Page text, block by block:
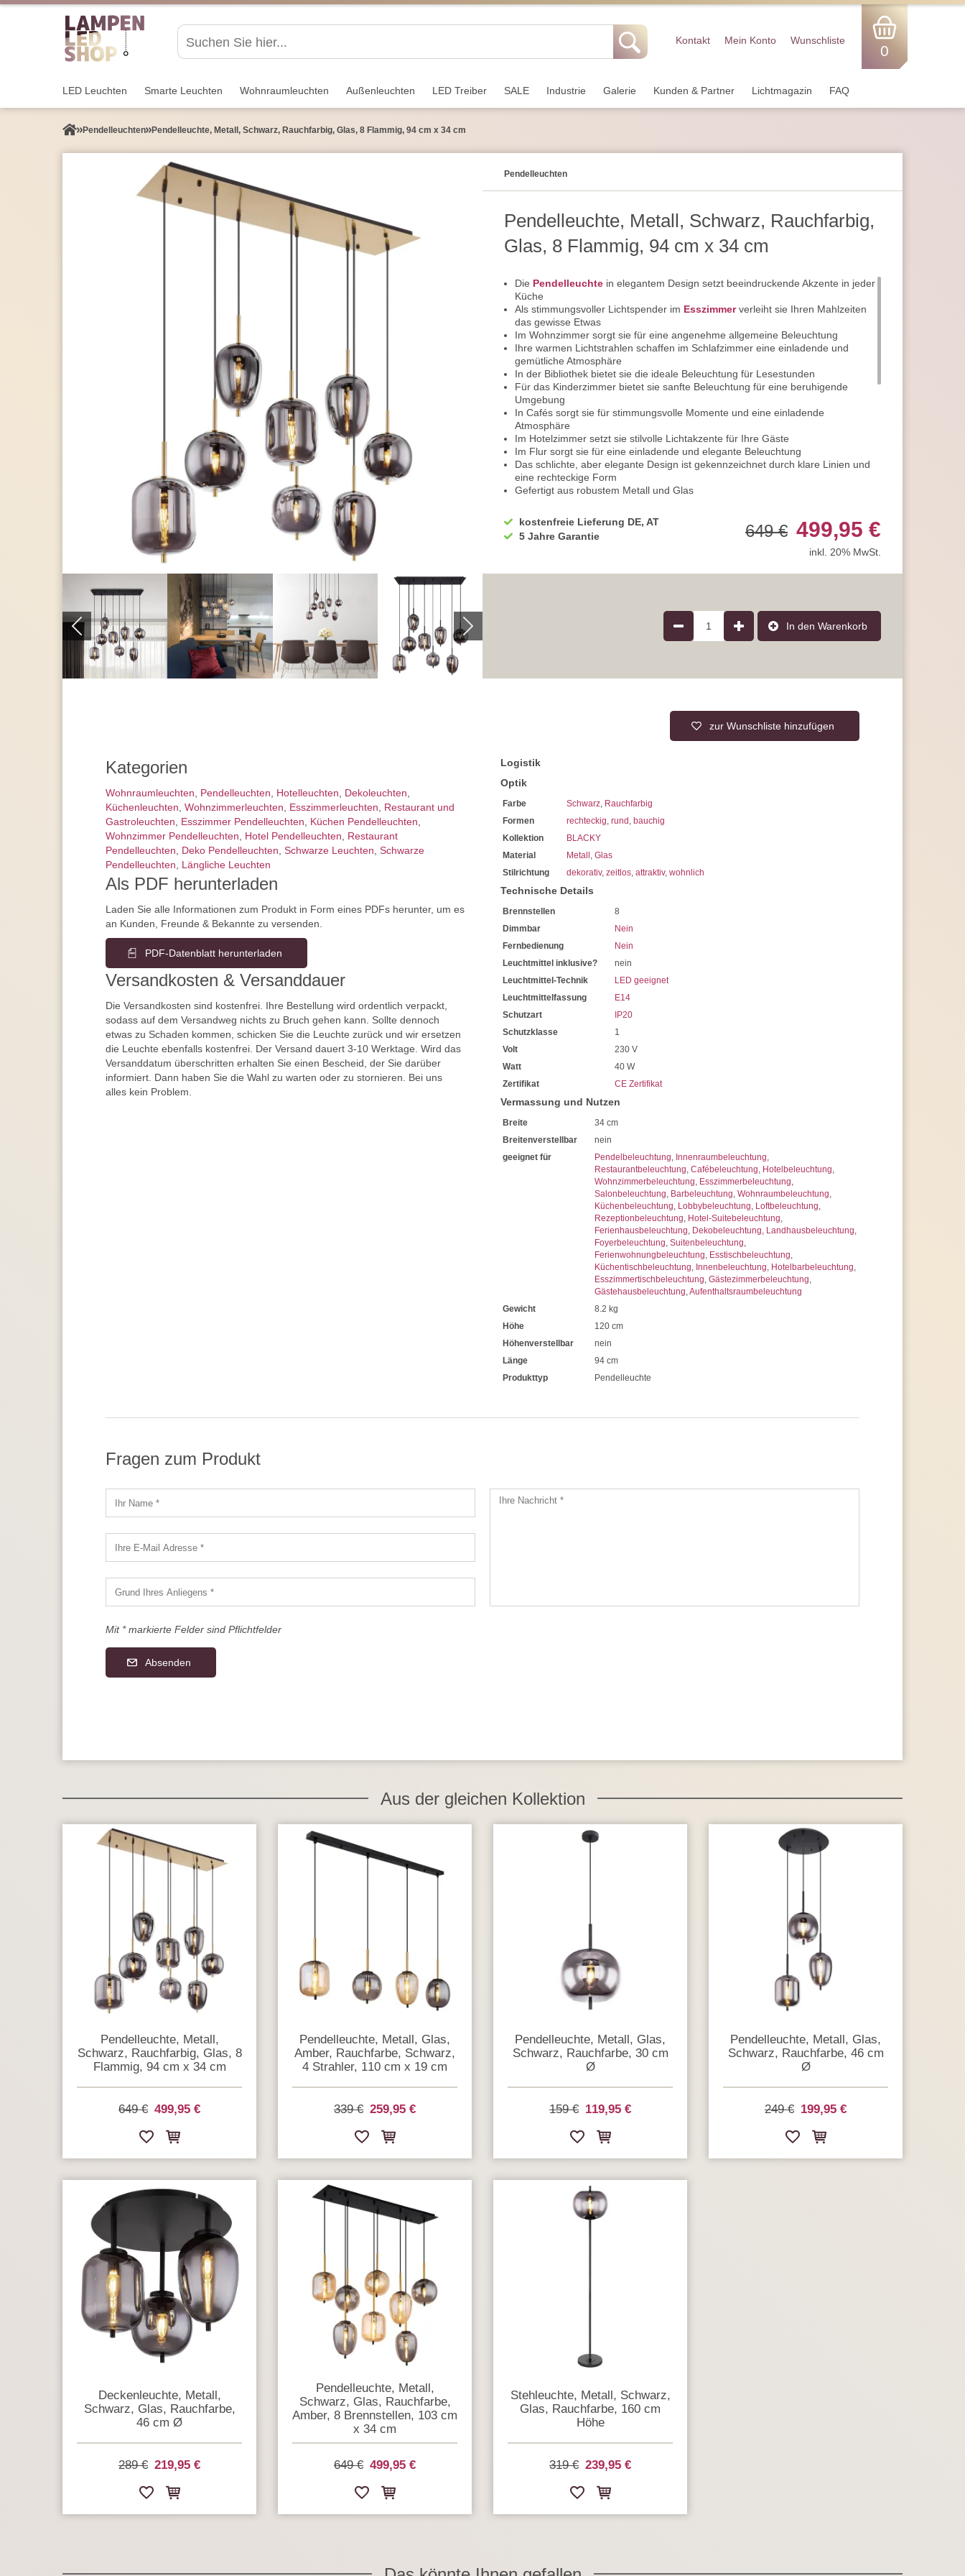
Kontakt Mein Konto Wunschliste
0
LED Leuchten Smarte Leuchten Wohnraum­leuchten Außen­leuchten LED Treiber SALE Industrie Galerie Kunden & Partner Lichtmagazin FAQ
Pendel­leuchten Pendelleuchte, Metall, Schwarz, Rauchfarbig, Glas, 8 Flammig, 94 cm x 34 cm
Pendel­leuchten
Pendelleuchte, Metall, Schwarz, Rauchfarbig,
Glas, 8 Flammig, 94 cm x 34 cm
Die Pendelleuchte in elegantem Design setzt beeindruckende Akzente in jeder
Küche
Als stimmungsvoller Lichtspender im Esszimmerverleiht sie Ihren Mahlzeiten
das gewisse Etwas
Im Wohnzimmer sorgt sie für eine angenehme allgemeine Beleuchtung
Ihre warmen Lichtstrahlen schaffen im Schlafzimmer eine einladende und
gemütliche Atmosphäre
In der Bibliothek bietet sie die ideale Beleuchtung für Lesestunden
Für das Kinderzimmer bietet sie sanfte Beleuchtung für eine beruhigende
Umgebung
In Cafés sorgt sie für stimmungsvolle Momente und eine einladende
Atmosphäre
Im Hotelzimmer setzt sie stilvolle Lichtakzente für Ihre Gäste
Im Flur sorgt sie für eine einladende und elegante Beleuchtung
Das schlichte, aber elegante Design ist gekennzeichnet durch klare Linien und
eine rechteckige Form
Gefertigt aus robustem Metall und Glas
Die Pendelleuchte wird mit einer Betriebsspannung von 230V betrieben
Eignet sich für den üblichen Stromanschluss
Die Schutzklasse 1 gewährleistet Sicherheit und Zuverlässigkeit für den
Geeignet für Leuchtmittel mit einer Leistung von bis zu 40 Watt
Wir empfehlen Ihnen den Einsatz von LED-Technologie
Erkundigen Sie sich bei höherer Artikelanzahl nach Mengenrabatten
kostenfreie Lieferung DE, AT
5 Jahre Garantie
649 € 499,95 €
inkl. 20% MwSt.
1 In den Warenkorb
zur Wunschliste hinzufügen
Kategorien
Wohnraum­leuchten, Pendel­leuchten, Hotelleuchten, Dekoleuchten,
Küchenleuchten, Wohnzimmer­leuchten, Esszimmer­­leuchten, Restaurant und
Gastroleuchten, Esszimmer Pendelleuchten, Küchen Pendelleuchten,
Wohnzimmer Pendelleuchten, Hotel Pendelleuchten, Restaurant
Pendelleuchten, Deko Pendelleuchten, Schwarze Leuchten, Schwarze
Pendelleuchten, Längliche Leuchten
Als PDF herunterladen
Laden Sie alle Informationen zum Produkt in Form eines PDFs herunter, um es
an Kunden, Freunde & Bekannte zu versenden.
PDF-Datenblatt herunterladen
Versandkosten & Versanddauer
Die Versandkosten sind kostenfrei. Ihre Bestellung wird ordentlich verpackt,
sodass auf dem Versandweg nichts zu Bruch gehen kann. Sollte dennoch
etwas zu Schaden kommen, schicken Sie die Leuchte zurück und wir ersetzen
die Leuchte ebenfalls kostenfrei. Der Versand dauert 3-10 Werktage. Wird das
Versanddatum überschritten erhalten Sie einen Bescheid, der Sie darüber
informiert. Dann haben Sie die Wahl zu warten oder zu stornieren. Bei uns
alles kein Problem.
Logistik
Optik
Farbe Schwarz, Rauchfarbig
Formen
rechteckig, rund , bauchig
Kollektion
BLACKY
Material
Metall , Glas
Stilrichtung
dekorativ, zeitlos, attraktiv, wohnlich
Technische Details
Brennstellen
8
Dimmbar
Nein
Fernbedienung
Nein
Leuchtmittel inklusive?
nein
Leuchtmittel-Technik
LED geeignet
Leuchtmittelfassung
E14
Schutzart
IP20
Schutzklasse
1
Volt
230 V
Watt
40 W
Zertifikat
CE Zertifikat
Vermassung und Nutzen
Breite
34 cm
Breitenverstellbar
nein
geeignet für
Pendelbeleuchtung, Innenraumbeleuchtung,
Restaurantbeleuchtung, Cafébeleuchtung, Hotelbeleuchtung,
Wohnzimmerbeleuchtung, Esszimmerbeleuchtung,
Salonbeleuchtung, Barbeleuchtung, Wohnraumbeleuchtung,
Küchenbeleuchtung, Lobbybeleuchtung, Loftbeleuchtung,
Rezeptionbeleuchtung, Hotel-Suitebeleuchtung,
Ferienhausbeleuchtung, Dekobeleuchtung, Landhausbeleuchtung,
Foyerbeleuchtung, Suitenbeleuchtung,
Ferienwohnungbeleuchtung, Esstischbeleuchtung,
Küchentischbeleuchtung, Innenbeleuchtung, Hotelbarbeleuchtung,
Esszimmertischbeleuchtung, Gästezimmerbeleuchtung,
Gästehausbeleuchtung,Aufenthaltsraumbeleuchtung
Gewicht
8.2 kg
Höhe
120 cm
Höhenverstellbar
nein
Länge
94 cm
Produkttyp
Pendelleuchte
Fragen zum Produkt
Mit * markierte Felder sind Pflichtfelder
Absenden
Aus der gleichen Kollektion
Pendelleuchte, Metall,
Schwarz, Rauchfarbig, Glas, 8
Flammig, 94 cm x 34 cm
649 € 499,95 €
Pendelleuchte, Metall, Glas,
Amber, Rauchfarbe, Schwarz,
4 Strahler, 110 cm x 19 cm
339 € 259,95 €
Pendelleuchte, Metall, Glas,
Schwarz, Rauchfarbe, 30 cm
Ø
159 € 119,95 €
Pendelleuchte, Metall, Glas,
Schwarz, Rauchfarbe, 46 cm
Ø
249 € 199,95 €
Deckenleuchte, Metall,
Schwarz, Glas, Rauchfarbe,
46 cm Ø
289 € 219,95 €
Pendelleuchte, Metall,
Schwarz, Glas, Rauchfarbe,
Amber, 8 Brennstellen, 103 cm
x 34 cm
649 € 499,95 €
Stehleuchte, Metall, Schwarz,
Glas, Rauchfarbe, 160 cm
Höhe
319 € 239,95 €